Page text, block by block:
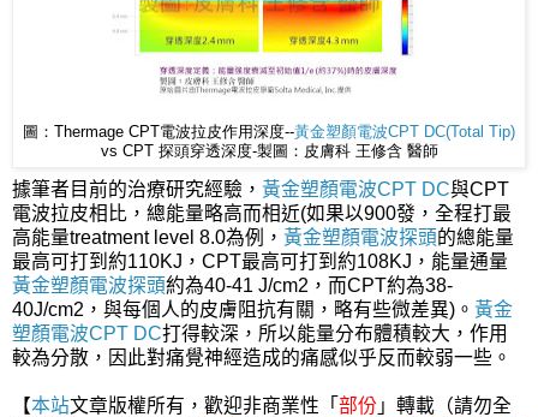
圖：Thermage CPT電波拉皮作用深度--黃金塑顏電波CPT DC(Total Tip)
vs CPT 探頭穿透深度-製圖：皮膚科 王修含 醫師
據筆者目前的治療研究經驗， 黃金塑顏電波CPT DC與CPT
電波拉皮相比，總能量略高而相近(如果以900發，全程打最
高能量treatment level 8.0為例， 黃金塑顏電波探頭的總能量
最高可打到約110KJ，CPT最高可打到約108KJ，能量通量
黃金塑顏電波探頭約為40-41 J/cm2，而CPT約為38-
40J/cm2，與每個人的皮膚阻抗有關，略有些微差異)。 黃金
塑顏電波CPT DC打得較深，所以能量分布體積較大，作用
較為分散，因此對痛覺神經造成的痛感似乎反而較弱一些。
【本站文章版權所有，歡迎非商業性「 部份 」轉載（請勿全